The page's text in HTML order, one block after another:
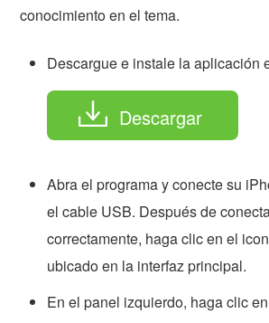
conocimiento en el tema.
Descargue e instale la aplicación
Descargar
Abra el programa y conecte su
el cable USB. Después de
correctamente, haga clic en el
ubicado en la interfaz principal.
En el panel izquierdo, haga clic en